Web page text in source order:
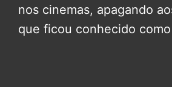
nos cinemas, apagando
que ficou conhecido como